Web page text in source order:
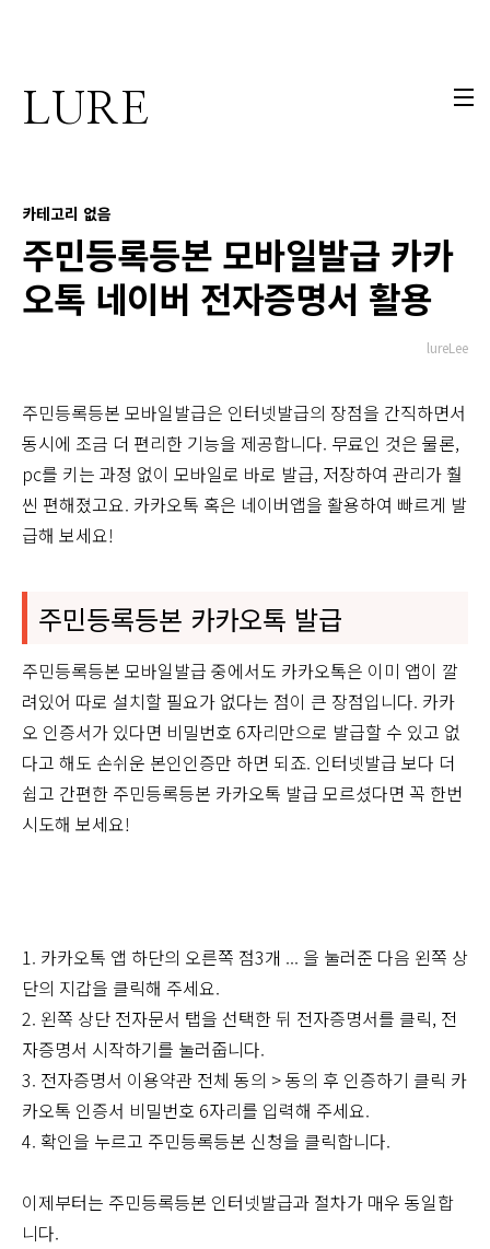
LURE
카테고리 없음
주민등록등본 모바일발급 카카
오톡 네이버 전자증명서 활용
lureLee
주민등록등본 모바일발급은 인터넷발급의 장점을 간직하면서
동시에 조금 더 편리한 기능을 제공합니다. 무료인 것은 물론,
pc를 키는 과정 없이 모바일로 바로 발급, 저장하여 관리가 훨
씬 편해졌고요. 카카오톡 혹은 네이버앱을 활용하여 빠르게 발
급해 보세요!
주민등록등본 카카오톡 발급
주민등록등본 모바일발급 중에서도 카카오톡은 이미 앱이 깔
려있어 따로 설치할 필요가 없다는 점이 큰 장점입니다. 카카
오 인증서가 있다면 비밀번호 6자리만으로 발급할 수 있고 없
다고 해도 손쉬운 본인인증만 하면 되죠. 인터넷발급 보다 더
쉽고 간편한 주민등록등본 카카오톡 발급 모르셨다면 꼭 한번
시도해 보세요!
1. 카카오톡 앱 하단의 오른쪽 점3개 ... 을 눌러준 다음 왼쪽 상
단의 지갑을 클릭해 주세요.
2. 왼쪽 상단 전자문서 탭을 선택한 뒤 전자증명서를 클릭, 전
자증명서 시작하기를 눌러줍니다.
3. 전자증명서 이용약관 전체 동의 > 동의 후 인증하기 클릭 카
카오톡 인증서 비밀번호 6자리를 입력해 주세요.
4. 확인을 누르고 주민등록등본 신청을 클릭합니다.
이제부터는 주민등록등본 인터넷발급과 절차가 매우 동일합
니다.